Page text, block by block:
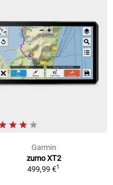
Garmin
zumo XT2
499,99 €1